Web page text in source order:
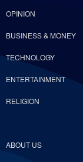
OPINION
BUSINESS & MONEY
TECHNOLOGY
ENTERTAINMENT
RELIGION
ABOUT US